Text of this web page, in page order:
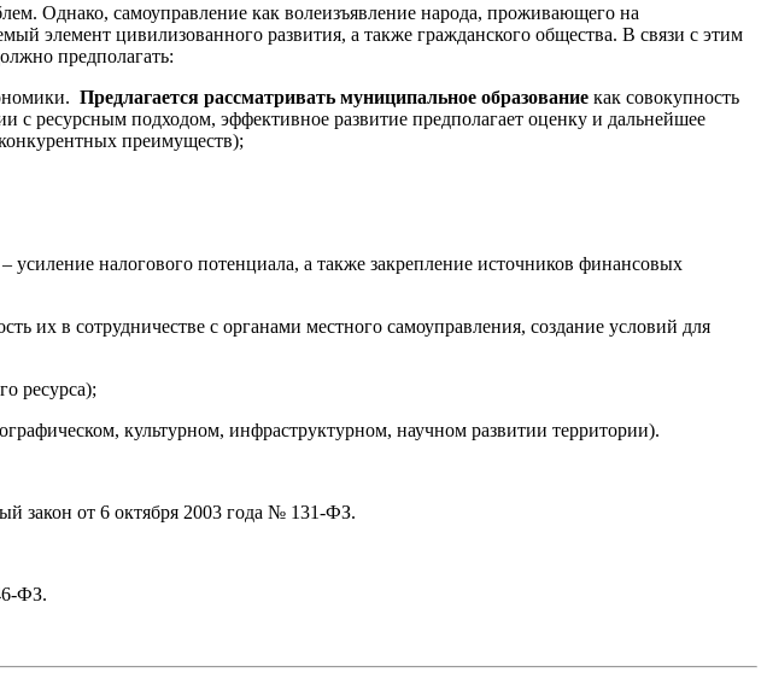
Однако, самоуправление как волеизъявление народа, проживающего на
элемент цивилизованного развития, а также гражданского общества. В связи с этим
предполагать:
Предлагается рассматривать муниципальное образование как совокупность
с ресурсным подходом, эффективное развитие предполагает оценку и дальнейшее
преимуществ);
налогового потенциала, а также закрепление источников финансовых
их в сотрудничестве с органами местного самоуправления, создание условий для
ресурса);
культурном, инфраструктурном, научном развитии территории).
закон от 6 октября 2003 года № 131-ФЗ.
ФЗ.